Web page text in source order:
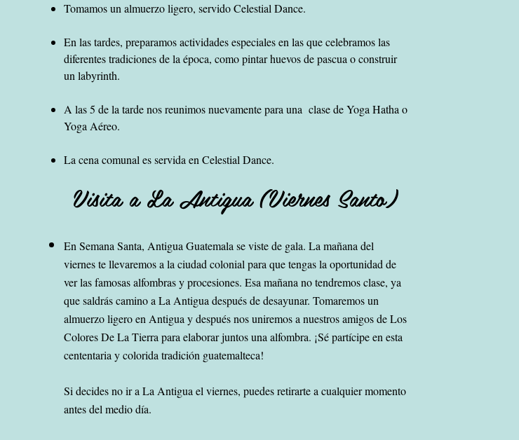
Tomamos un almuerzo ligero, servido Celestial Dance.
En las tardes, preparamos actividades especiales en las que celebramos las
diferentes tradiciones de la época, como pintar huevos de pascua o construir
un labyrinth.
A las 5 de la tarde nos reunimos nuevamente para una clase de Yoga Hatha o
Yoga Aéreo.
La cena comunal es servida en Celestial Dance.
Visita a La Antigua(Viernes Santo)
En Semana Santa, Antigua Guatemala se viste de gala. La mañana del
viernes te llevaremos a la ciudad colonial para que tengas la oportunidad de
ver las famosas alfombras y procesiones. Esa mañana no tendremos clase, ya
que saldrás camino a La Antigua después de desayunar. Tomaremos un
almuerzo ligero en Antigua y después nos uniremos a nuestros amigos de Los
Colores De La Tierra para elaborar juntos una alfombra. ¡Sé partícipe en esta
cententaria y colorida tradición guatemalteca!
Si decides no ir a La Antigua el viernes, puedes retirarte a cualquier momento
antes del medio día.